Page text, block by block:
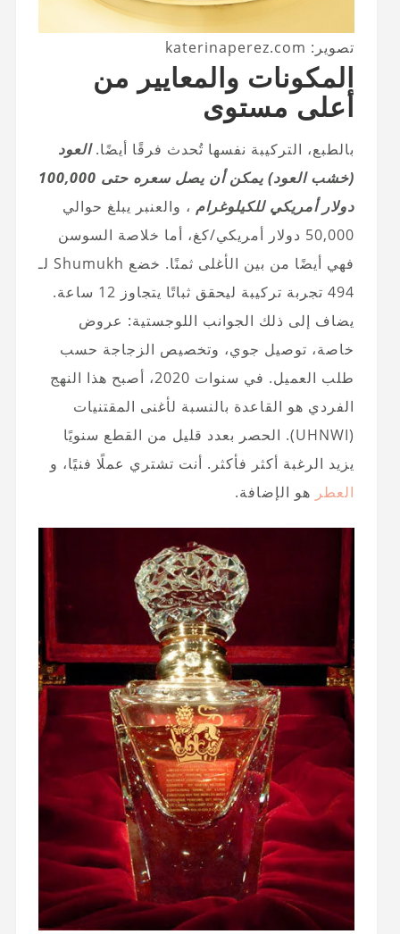
تصوير: katerinaperez.com
المكونات والمعايير من
أعلى مستوى
بالطبع، التركيبة نفسها تُحدث فرقًا أيضًا.العود
(خشب العود) يمكن أن يصل سعره حتى 100,000
دولار أمريكي للكيلوغرام ، والعنبر يبلغ حوالي
50,000 دولار أمريكي/كغ، أما خلاصة السوسن
فهي أيضًا من بين الأغلى ثمنًا. خضع Shumukh لـ
494 تجربة تركيبة ليحقق ثباتًا يتجاوز 12 ساعة.
يضاف إلى ذلك الجوانب اللوجستية: عروض
خاصة، توصيل جوي، وتخصيص الزجاجة حسب
طلب العميل. في سنوات 2020، أصبح هذا النهج
الفردي هو القاعدة بالنسبة لأغنى المقتنيات
(UHNWI). الحصر بعدد قليل من القطع سنويًا
يزيد الرغبة أكثر فأكثر. أنت تشتري عملًا فنيًا، و
العطر هو الإضافة.